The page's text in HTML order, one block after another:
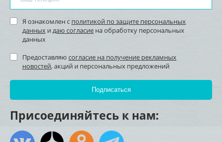
Я ознакомлен с политикой по защите персональных
данных и даю согласие на обработку персональных
данных
Предоставляю согласие на получение рекламных
новостей, акций и персональных предложений
Присоединяйтесь к нам: